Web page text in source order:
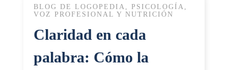
BLOG DE LOGOPEDIA, PSICOLOGÍA,
VOZ PROFESIONAL Y NUTRICIÓN
Claridad en cada
palabra: Cómo la